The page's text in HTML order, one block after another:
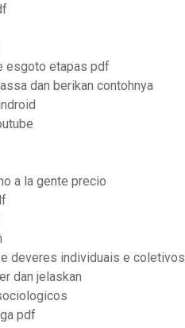
esgoto etapas pdf
dan berikan contohnya
a la gente precio
deveres individuais e coletivos
dan jelaskan
pdf